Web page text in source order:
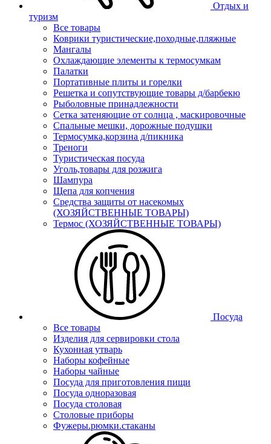
Отдых и
туризм
Все товары
Коврики туристические,походные,пляжные
Мангалы
Охлаждающие элементы к термосумкам
Палатки
Портативные плиты и горелки
Решетка и сопутствующие товары д/барбекю
Рыболовные принадлежности
Сетка затеняющие от солнца , маскировочные
Спальные мешки, дорожные подушки
Термосумка,корзина д/пикника
Треноги
Туристическая посуда
Уголь,товары для розжига
Шампура
Щепа для копчения
Средства защиты от насекомых
(ХОЗЯЙСТВЕННЫЕ ТОВАРЫ)
Термос (ХОЗЯЙСТВЕННЫЕ ТОВАРЫ)
Посуда
Все товары
Изделия для сервировки стола
Кухонная утварь
Наборы кофейные
Наборы чайные
Посуда для приготовления пищи
Посуда одноразовая
Посуда столовая
Столовые приборы
Фужеры.рюмки.стаканы